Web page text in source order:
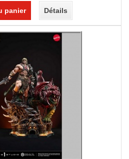
panier Détails